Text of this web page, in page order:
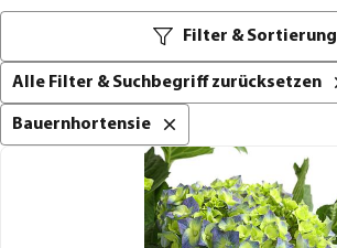
Filter & Sortierung
Alle Filter & Suchbegriff zurücksetzen
Bauernhortensie